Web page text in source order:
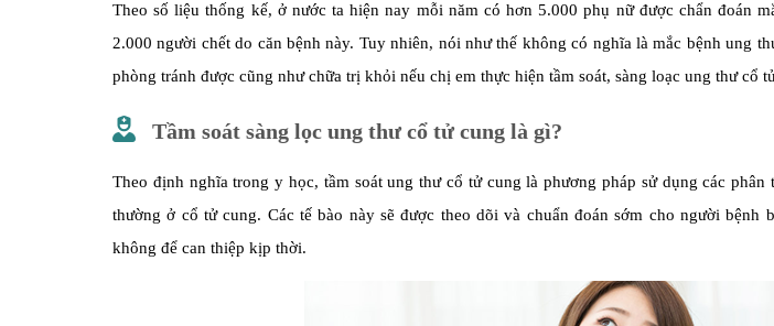
Theo số liệu thống kế, ở nước ta hiện nay mỗi năm có hơn 5.000 phụ nữ được chẩn đoán
2.000 người chết do căn bệnh này. Tuy nhiên, nói như thế không có nghĩa là mắc bệnh ung
phòng tránh được cũng như chữa trị khỏi nếu chị em thực hiện tầm soát, sàng loạc ung thư cổ
Tầm soát sàng lọc ung thư cổ tử cung là gì?
Theo định nghĩa trong y học, tầm soát ung thư cổ tử cung là phương pháp sử dụng các phân
thường ở cổ tử cung. Các tế bào này sẽ được theo dõi và chuẩn đoán sớm cho người
không để can thiệp kịp thời.